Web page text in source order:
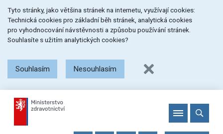
na
menu
na
obsah
na
patičku
stránky
Tyto stránky, jako většina stránek na internetu, využívají cookies:
Technická cookies pro základní běh stránek, analytická cookies
pro vyhodnocování návstěvnosti a způsobu používání stránek.
Souhlasíte s užitím analytických cookies?
Souhlasím Nesouhlasím